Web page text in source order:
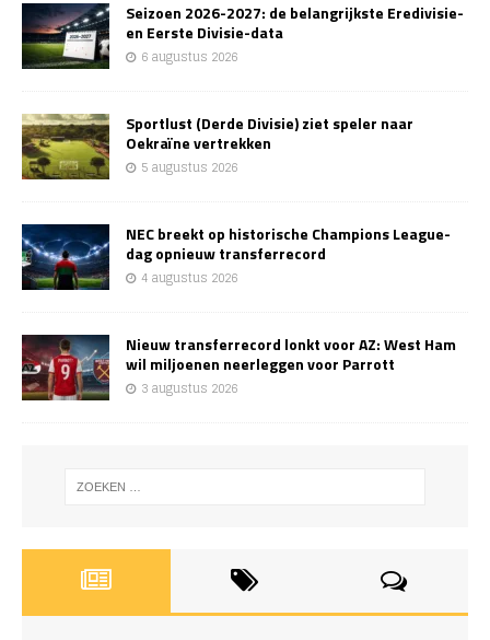
Seizoen 2026-2027: de belangrijkste Eredivisie-
en Eerste Divisie-data
6 augustus 2026
Sportlust (Derde Divisie) ziet speler naar
Oekraïne vertrekken
5 augustus 2026
NEC breekt op historische Champions League-
dag opnieuw transferrecord
4 augustus 2026
Nieuw transferrecord lonkt voor AZ: West Ham
wil miljoenen neerleggen voor Parrott
3 augustus 2026